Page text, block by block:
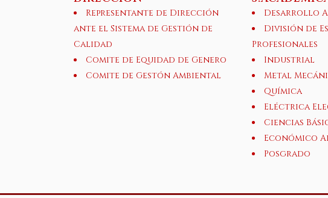
Representante de Dirección
ante el Sistema de Gestión de
Calidad
Comite de Equidad de Genero
Comite de Gestón Ambiental
Desarrollo
División de
Profesionales
Industrial
Metal
Química
Eléctrica
Ciencias
Económico
Posgrado